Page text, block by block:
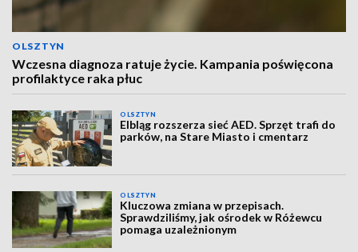
OLSZTYN
Wczesna diagnoza ratuje życie. Kampania poświęcona
profilaktyce raka płuc
OLSZTYN
Elbląg rozszerza sieć AED. Sprzęt trafi do
parków, na Stare Miasto i cmentarz
OLSZTYN
Kluczowa zmiana w przepisach.
Sprawdziliśmy, jak ośrodek w Różewcu
pomaga uzależnionym